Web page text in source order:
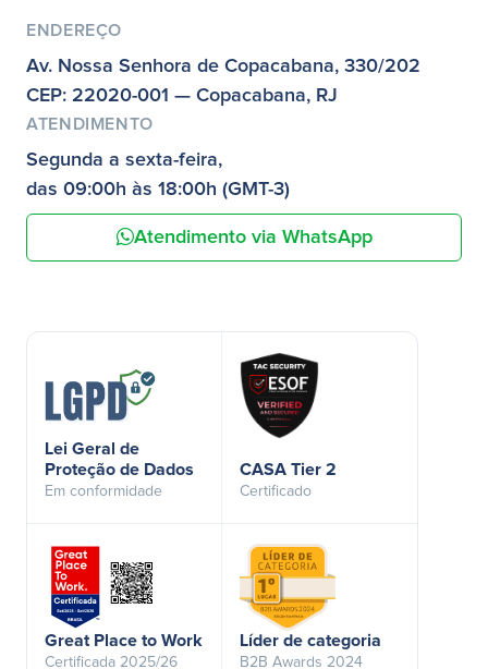
ENDEREÇO
Av. Nossa Senhora de Copacabana, 330/202
CEP: 22020-001 — Copacabana, RJ
ATENDIMENTO
Segunda a sexta-feira,
das 09:00h às 18:00h (GMT-3)
Atendimento via WhatsApp
Lei Geral de
Proteção de Dados
Em conformidade
CASA Tier 2
Certificado
Great Place to Work
Certificada 2025/26
Líder de categoria
B2B Awards 2024